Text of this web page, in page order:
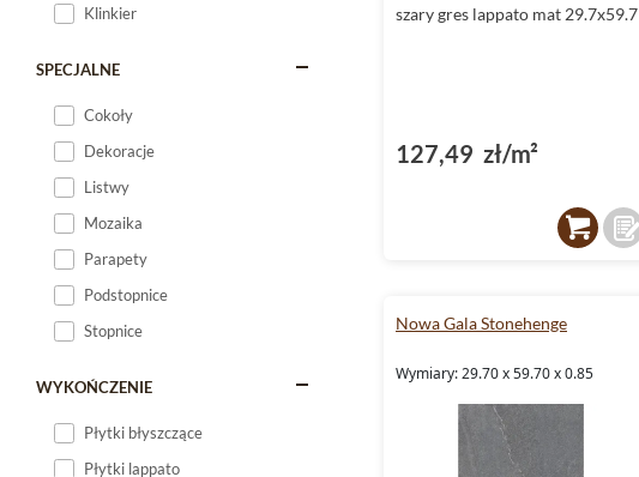
Klinkier
SPECJALNE
Cokoły
Dekoracje
Listwy
Mozaika
Parapety
Podstopnice
Stopnice
WYKOŃCZENIE
Płytki błyszczące
Płytki lappato
szary gres lappato mat 29.7x59.7
127,49 zł/m²
Nowa Gala Stonehenge
Wymiary: 29.70 x 59.70 x 0.85